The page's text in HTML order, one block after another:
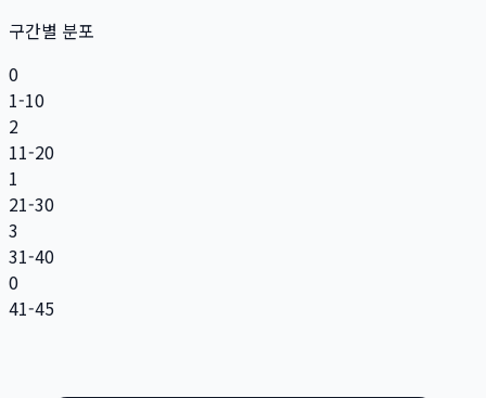
구간별 분포
0
1-10
2
11-20
1
21-30
3
31-40
0
41-45